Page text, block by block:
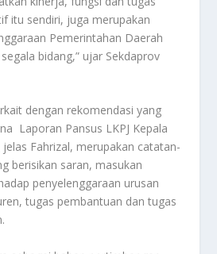
itu sendiri, juga merupakan
Pemerintahan Daerah
bidang,” ujar Sekdaprov
dengan rekomendasi yang
Laporan Pansus LKPJ Kepala
Fahrizal, merupakan catatan-
berisikan saran, masukan
penyelenggaraan urusan
tugas pembantuan dan tugas